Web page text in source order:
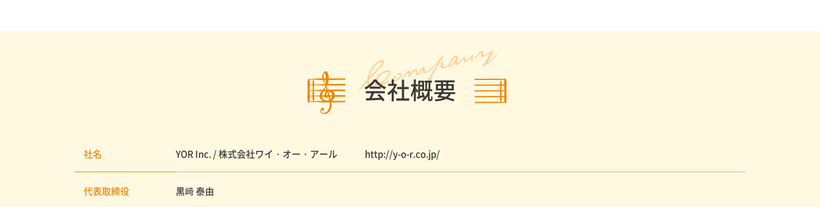
会社概要
社名 YOR Inc. / 株式会社ワイ・オー・アール http://y-o-r.co.jp/
代表取締役 黒﨑 泰由